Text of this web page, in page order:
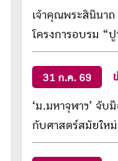
เจ้าคุณพระสินีนา
โครงการอบรม “ปู
พระสอนศีลธรรม
สอนศีลธรรม กว่
31 ก.ค. 69
‘ม.มหาจุฬาฯ’ จั
กับศาสตร์สมัยให